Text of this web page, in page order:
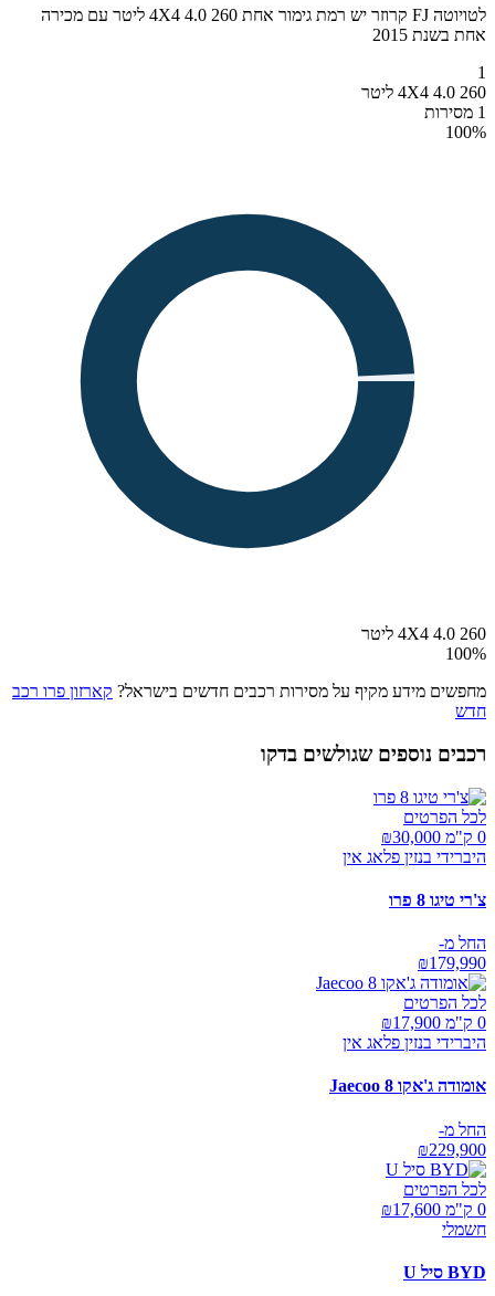
לטויוטה FJ קרוזר יש רמת גימור אחת 260 4X4 4.0 ליטר עם מכירה
אחת בשנת 2015
1
260 4X4 4.0 ליטר
1 מסירות
100%
260 4X4 4.0 ליטר
100%
מחפשים מידע מקיף על מסירות רכבים חדשים בישראל? קארזון פרו רכב
חדש
רכבים נוספים שגולשים בדקו
לכל הפרטים
0 ק"מ ₪
30,000
היברידי בנזין פלאג אין
צ'רי טיגו 8 פרו
החל מ-
₪179,990
לכל הפרטים
0 ק"מ ₪
17,900
היברידי בנזין פלאג אין
אומודה ג'אקו Jaecoo 8
החל מ-
₪229,900
לכל הפרטים
0 ק"מ ₪
17,600
חשמלי
BYD סיל U